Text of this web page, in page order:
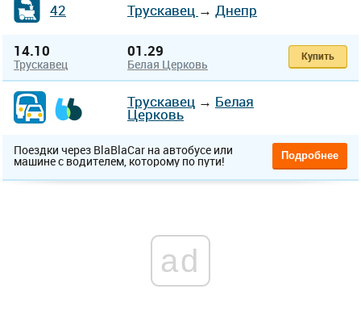
42 Трускавец → Днепр
14.10
Трускавец
01.29
Белая Церковь
Купить
Трускавец → Белая
Церковь
Поездки через BlaBlaCar на автобусе или
машине с водителем, которому по пути! Подробнее
ad